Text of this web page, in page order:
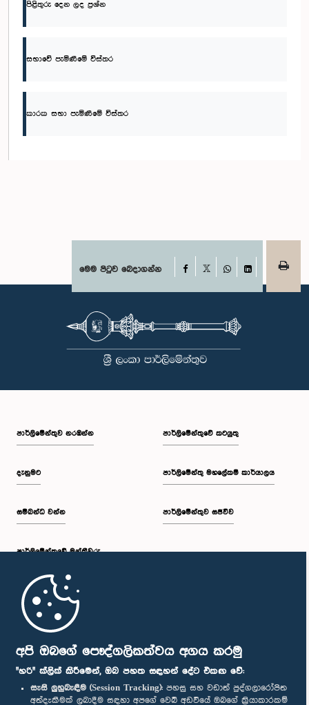
අපි ඔබගේ පෞද්ගලිකත්වය අගය කරමු
"හරි" ක්ලික් කිරීමෙන්, ඔබ පහත සඳහන් දේට එකඟ වේ:
සැසි ලුහුබැඳීම (Session Tracking): පහසු සහ වඩාත් පුද්ගලාරෝපිත
අත්දැකීමක් ලබාදීම සඳහා අපගේ වෙබ් අඩවියේ ඔබගේ ක්‍රියාකාරකම්
පිළිතුරු දෙන ලද ප්‍රශ්න
සභාවේ පැමිණීමේ විස්තර
කාරක සභා පැමිණීමේ විස්තර
මෙම පිටුව බෙදාගන්න Facebook
පාර්ලි‌මේන්තුව නරඹන්න
දැනුමට
සම්බන්ධ වන්න
පාර්ලි‌මේන්තුවේ මන්ත්‍රීවරු
මුල් පිටුව
පාර්ලිමේන්තුවේ කටයුතු
පාර්ලිමේන්තු මහලේකම් කාර්යාලය
පාර්ලිමේන්තුව සජීවීව
පාර්ලිමේන්තු ජංගම යෙදුම